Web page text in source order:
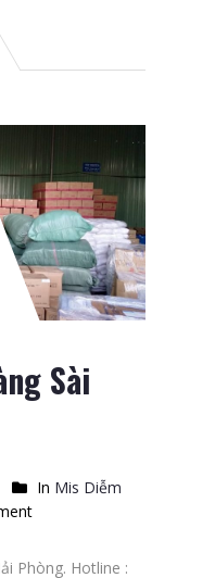
Sài
In Mis Diễm
Phòng. Hotline :